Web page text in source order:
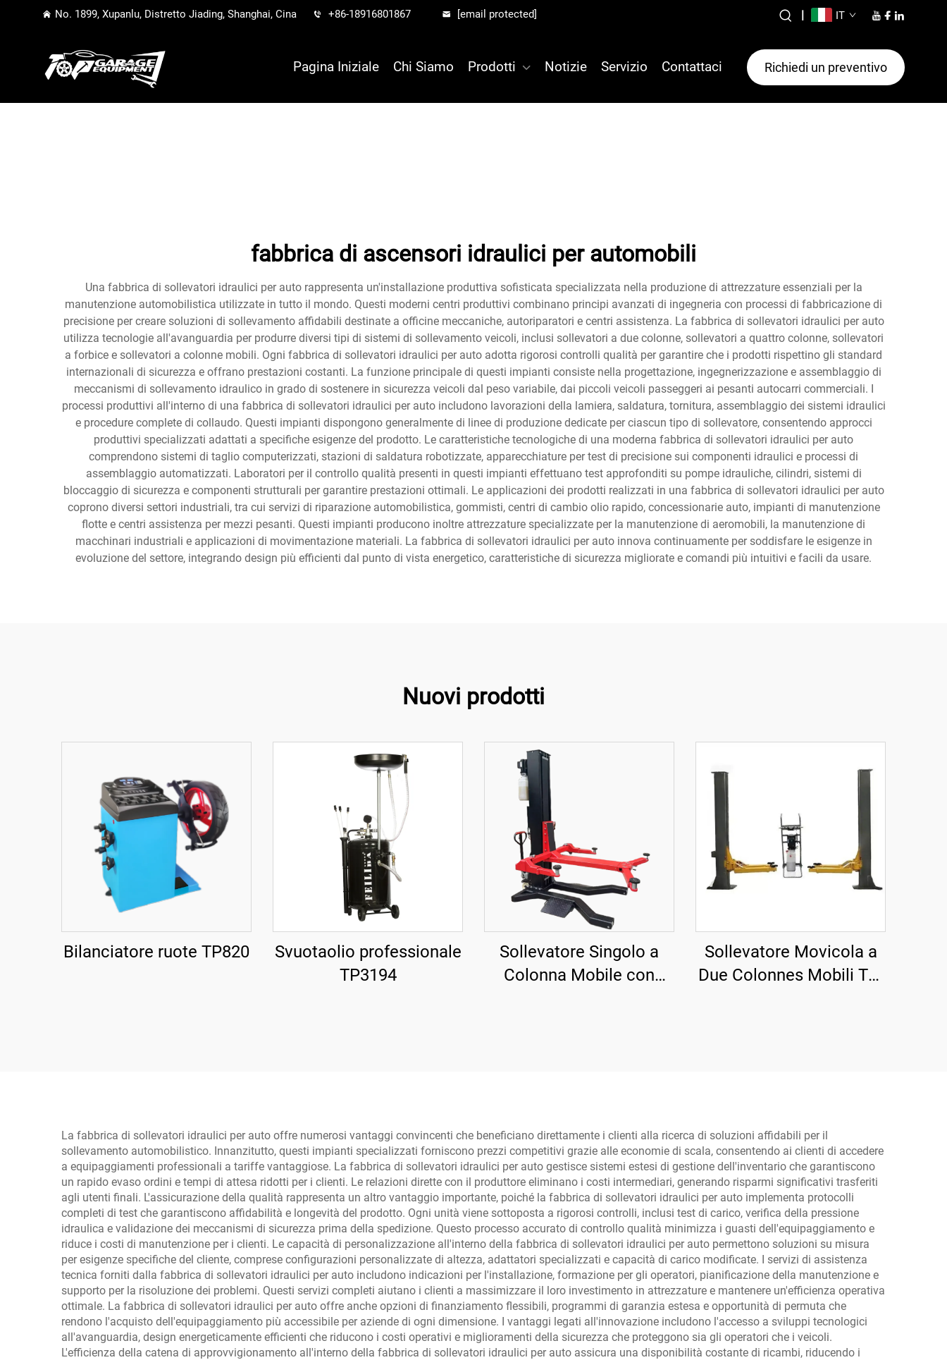
No. 1899, Xupanlu, Distretto Jiading, Shanghai, Cina +86-18916801867 [email protected] | IT
Pagina Iniziale Chi Siamo Prodotti Notizie Servizio Contattaci Richiedi un preventivo
fabbrica di ascensori idraulici per automobili
Una fabbrica di sollevatori idraulici per auto rappresenta un'installazione produttiva sofisticata specializzata nella produzione di attrezzature essenziali per la
manutenzione automobilistica utilizzate in tutto il mondo. Questi moderni centri produttivi combinano principi avanzati di ingegneria con processi di fabbricazione di
precisione per creare soluzioni di sollevamento affidabili destinate a officine meccaniche, autoriparatori e centri assistenza. La fabbrica di sollevatori idraulici per auto
utilizza tecnologie all'avanguardia per produrre diversi tipi di sistemi di sollevamento veicoli, inclusi sollevatori a due colonne, sollevatori a quattro colonne, sollevatori
a forbice e sollevatori a colonne mobili. Ogni fabbrica di sollevatori idraulici per auto adotta rigorosi controlli qualità per garantire che i prodotti rispettino gli standard
internazionali di sicurezza e offrano prestazioni costanti. La funzione principale di questi impianti consiste nella progettazione, ingegnerizzazione e assemblaggio di
meccanismi di sollevamento idraulico in grado di sostenere in sicurezza veicoli dal peso variabile, dai piccoli veicoli passeggeri ai pesanti autocarri commerciali. I
processi produttivi all'interno di una fabbrica di sollevatori idraulici per auto includono lavorazioni della lamiera, saldatura, tornitura, assemblaggio dei sistemi idraulici
e procedure complete di collaudo. Questi impianti dispongono generalmente di linee di produzione dedicate per ciascun tipo di sollevatore, consentendo approcci
produttivi specializzati adattati a specifiche esigenze del prodotto. Le caratteristiche tecnologiche di una moderna fabbrica di sollevatori idraulici per auto
comprendono sistemi di taglio computerizzati, stazioni di saldatura robotizzate, apparecchiature per test di precisione sui componenti idraulici e processi di
assemblaggio automatizzati. Laboratori per il controllo qualità presenti in questi impianti effettuano test approfonditi su pompe idrauliche, cilindri, sistemi di
bloccaggio di sicurezza e componenti strutturali per garantire prestazioni ottimali. Le applicazioni dei prodotti realizzati in una fabbrica di sollevatori idraulici per auto
coprono diversi settori industriali, tra cui servizi di riparazione automobilistica, gommisti, centri di cambio olio rapido, concessionarie auto, impianti di manutenzione
flotte e centri assistenza per mezzi pesanti. Questi impianti producono inoltre attrezzature specializzate per la manutenzione di aeromobili, la manutenzione di
macchinari industriali e applicazioni di movimentazione materiali. La fabbrica di sollevatori idraulici per auto innova continuamente per soddisfare le esigenze in
evoluzione del settore, integrando design più efficienti dal punto di vista energetico, caratteristiche di sicurezza migliorate e comandi più intuitivi e facili da usare.
Nuovi prodotti
Bilanciatore ruote TP820
Svuotaolio professionale
TP3194
Sollevatore Singolo a
Colonna Mobile con
Sollevatore Movicola a
Due Colonnes Mobili TP-
La fabbrica di sollevatori idraulici per auto offre numerosi vantaggi convincenti che beneficiano direttamente i clienti alla ricerca di soluzioni affidabili per il
sollevamento automobilistico. Innanzitutto, questi impianti specializzati forniscono prezzi competitivi grazie alle economie di scala, consentendo ai clienti di accedere
a equipaggiamenti professionali a tariffe vantaggiose. La fabbrica di sollevatori idraulici per auto gestisce sistemi estesi di gestione dell'inventario che garantiscono
un rapido evaso ordini e tempi di attesa ridotti per i clienti. Le relazioni dirette con il produttore eliminano i costi intermediari, generando risparmi significativi trasferiti
agli utenti finali. L'assicurazione della qualità rappresenta un altro vantaggio importante, poiché la fabbrica di sollevatori idraulici per auto implementa protocolli
completi di test che garantiscono affidabilità e longevità del prodotto. Ogni unità viene sottoposta a rigorosi controlli, inclusi test di carico, verifica della pressione
idraulica e validazione dei meccanismi di sicurezza prima della spedizione. Questo processo accurato di controllo qualità minimizza i guasti dell'equipaggiamento e
riduce i costi di manutenzione per i clienti. Le capacità di personalizzazione all'interno della fabbrica di sollevatori idraulici per auto permettono soluzioni su misura
per esigenze specifiche del cliente, comprese configurazioni personalizzate di altezza, adattatori specializzati e capacità di carico modificate. I servizi di assistenza
tecnica forniti dalla fabbrica di sollevatori idraulici per auto includono indicazioni per l'installazione, formazione per gli operatori, pianificazione della manutenzione e
supporto per la risoluzione dei problemi. Questi servizi completi aiutano i clienti a massimizzare il loro investimento in attrezzature e mantenere un'efficienza operativa
ottimale. La fabbrica di sollevatori idraulici per auto offre anche opzioni di finanziamento flessibili, programmi di garanzia estesa e opportunità di permuta che
rendono l'acquisto dell'equipaggiamento più accessibile per aziende di ogni dimensione. I vantaggi legati all'innovazione includono l'accesso a sviluppi tecnologici
all'avanguardia, design energeticamente efficienti che riducono i costi operativi e miglioramenti della sicurezza che proteggono sia gli operatori che i veicoli.
L'efficienza della catena di approvvigionamento all'interno della fabbrica di sollevatori idraulici per auto assicura una disponibilità costante di ricambi, riducendo i